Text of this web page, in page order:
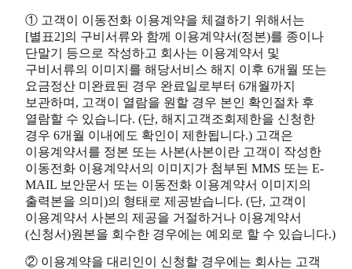
① 고객이 이동전화 이용계약을 체결하기 위해서는
[별표2]의 구비서류와 함께 이용계약서(정본)를 종이나
단말기 등으로 작성하고 회사는 이용계약서 및
구비서류의 이미지를 해당서비스 해지 이후 6개월 또는
요금정산 미완료된 경우 완료일로부터 6개월까지
보관하며, 고객이 열람을 원할 경우 본인 확인절차 후
열람할 수 있습니다. (단, 해지고객조회제한을 신청한
경우 6개월 이내에도 확인이 제한됩니다.) 고객은
이용계약서를 정본 또는 사본(사본이란 고객이 작성한
이동전화 이용계약서의 이미지가 첨부된 MMS 또는 E-
MAIL 보안문서 또는 이동전화 이용계약서 이미지의
출력본을 의미)의 형태로 제공받습니다. (단, 고객이
이용계약서 사본의 제공을 거절하거나 이용계약서
(신청서)원본을 회수한 경우에는 예외로 할 수 있습니다.)
② 이용계약을 대리인이 신청할 경우에는 회사는 고객